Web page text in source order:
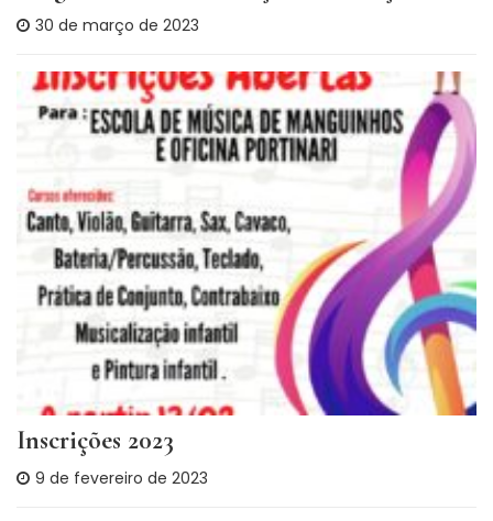
30 de março de 2023
Inscrições 2023
9 de fevereiro de 2023